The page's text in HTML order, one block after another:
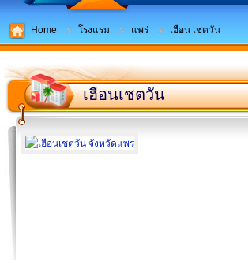
Home โรงแรม แพร่ เฮือน เชตวัน
เฮือนเชตวัน